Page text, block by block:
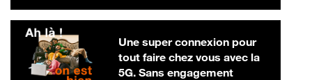
Une super connexion pour
tout faire chez vous avec la
5G. Sans engagement